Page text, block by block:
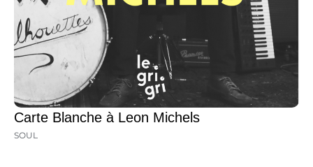
Carte Blanche à Leon Michels
SOUL